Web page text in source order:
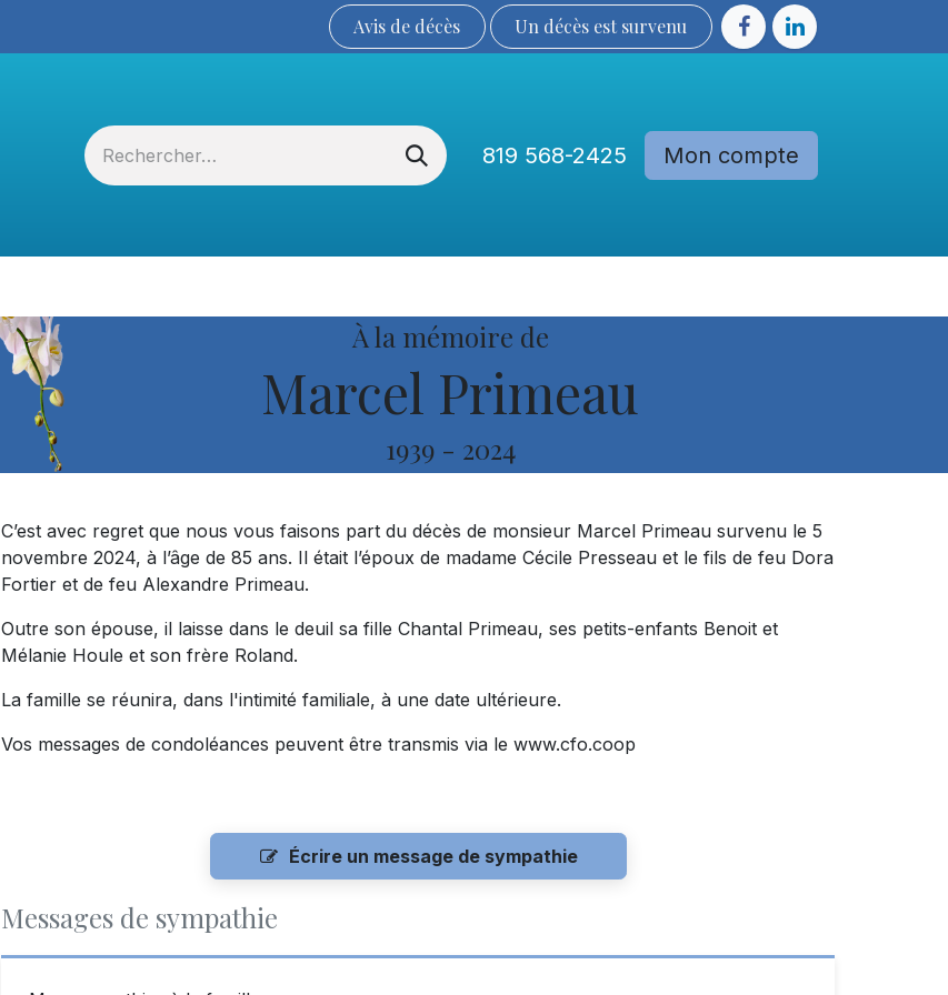
Avis de décès Un décès est sur​​​​​​​​ve​nu​​​​​​​​​​
819 568-2425 Mon compte
À la mémoire de
Marcel Primeau
1939 - 2024
C’est avec regret que nous vous faisons part du décès de monsieur Marcel Primeau survenu le 5
novembre 2024, à l’âge de 85 ans. Il était l’époux de madame Cécile Presseau et le fils de feu Dora
Fortier et de feu Alexandre Primeau.
Outre son épouse, il laisse dans le deuil sa fille Chantal Primeau, ses petits-enfants Benoit et
Mélanie Houle et son frère Roland.
La famille se réunira, dans l'intimité familiale, à une date ultérieure.
Vos messages de condoléances peuvent être transmis via le www.cfo.coop
Écrire un message de sympathie
Messages de sympathie